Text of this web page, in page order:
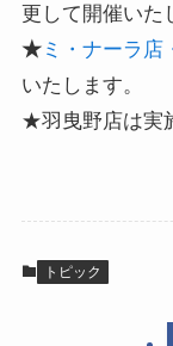
更して開催いた
★ミ・ナーラ店
いたします。
★羽曳野店は実
トピック